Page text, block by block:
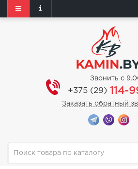
Звонить с
+375 (29) 114-
Заказать обратный